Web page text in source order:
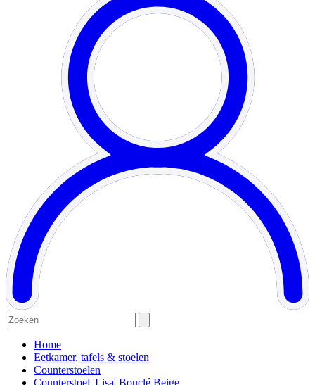
Home
Eetkamer, tafels & stoelen
Counterstoelen
Counterstoel 'Lisa' Bouclé Beige